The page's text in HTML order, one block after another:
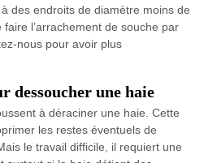
à des endroits de diamètre moins de
l’arrachement de souche par
nous pour avoir plus
dessoucher une haie
à déraciner une haie. Cette
les restes éventuels de
le travail difficile, il requiert une